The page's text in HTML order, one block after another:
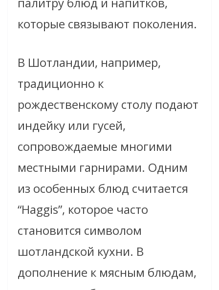
которые связывают поколения.
В Шотландии, например,
традиционно к
рождественскому столу подают
индейку или гусей,
сопровождаемые многими
местными гарнирами. Одним
из особенных блюд считается
“Haggis”, которое часто
становится символом
шотландской кухни. В
дополнение к мясным блюдам,